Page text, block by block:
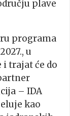
plave
programa
u
i trajat će do
– IDA
kao